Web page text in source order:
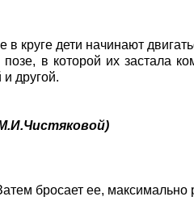
круге дети начинают
в которой их застала
другой.
бросает ее, максимально